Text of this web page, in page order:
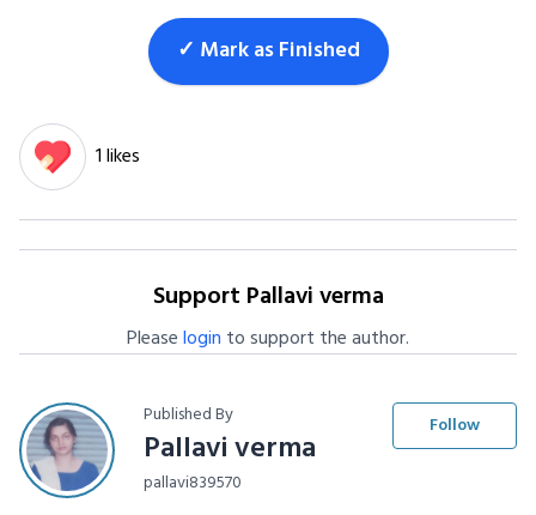
✓ Mark as Finished
1 likes
Support Pallavi verma
Pleaselogin to support the author.
Published By
Pallavi verma
pallavi839570
Follow